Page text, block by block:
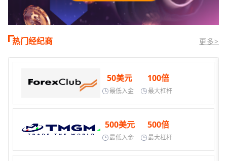
热门经纪商 更多>
50美元
最低入金
100倍
最大杠杆
500美元
最低入金
500倍
最大杠杆